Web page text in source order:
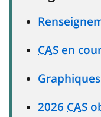
CAS en
2026 CAS